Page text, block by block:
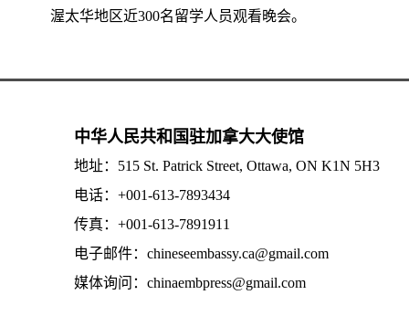
渥太华地区近300名留学人员观看晚会。
中华人民共和国驻加拿大大使馆
地址：515 St. Patrick Street, Ottawa, ON K1N 5H3
电话：+001-613-7893434
传真：+001-613-7891911
电子邮件：chineseembassy.ca@gmail.com
媒体询问：chinaembpress@gmail.com